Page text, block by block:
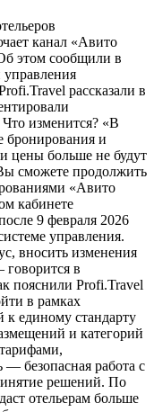
канал «Авито
этом сообщили в
рассказали в
изменится? «В
бронирования и
цены больше не будут
сможете продолжить
«Авито
кабинете
9 февраля 2026
управления.
вносить изменения
в
пояснили Profi.Travel
в рамках
к единому стандарту
и категорий
безопасная работа с
решений. По
отельерам больше